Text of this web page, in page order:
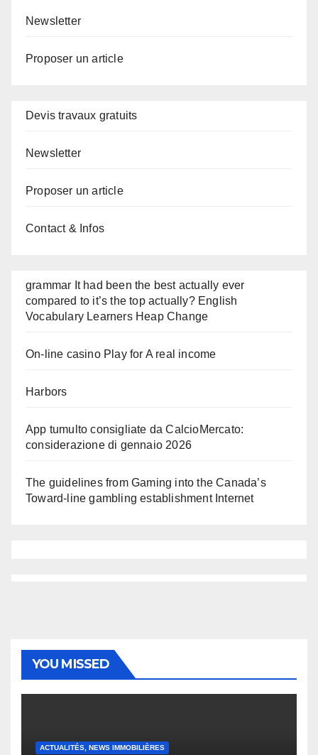
Newsletter
Proposer un article
Devis travaux gratuits
Newsletter
Proposer un article
Contact & Infos
grammar It had been the best actually ever
compared to it’s the top actually? English
Vocabulary Learners Heap Change
On-line casino Play for A real income
Harbors
App tumulto consigliate da CalcioMercato:
considerazione di gennaio 2026
The guidelines from Gaming into the Canada’s
Toward-line gambling establishment Internet
YOU MISSED
ACTUALITÉS, NEWS IMMOBILIÈRES